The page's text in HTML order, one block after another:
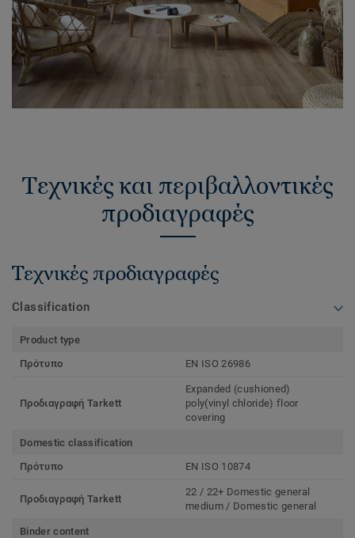
Τεχνικές και περιβαλλοντικές
προδιαγραφές
Τεχνικές προδιαγραφές
Classification
Product type
Πρότυπο
EN ISO 26986
Προδιαγραφή Tarkett
Expanded (cushioned)
poly(vinyl chloride) floor
covering
Domestic classification
Πρότυπο
EN ISO 10874
Προδιαγραφή Tarkett
22 / 22+ Domestic general
medium / Domestic general
Binder content